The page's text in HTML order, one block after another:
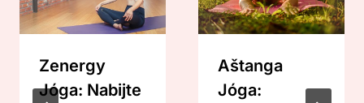
Zenergy
Jóga: Nabijte
Aštanga
Jóga: